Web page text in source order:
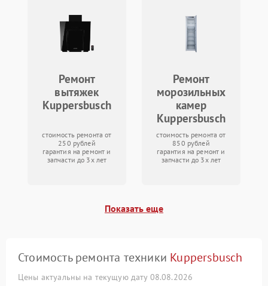
Ремонт
вытяжек
Kuppersbusch
стоимость ремонта от
250 рублей
гарантия на ремонт и
запчасти до 3х лет
Ремонт
морозильных
камер
Kuppersbusch
стоимость ремонта от
850 рублей
гарантия на ремонт и
запчасти до 3х лет
Показать еще
Стоимость ремонта техники Kuppersbusch
Цены актуальны на текущую дату 08.08.2026